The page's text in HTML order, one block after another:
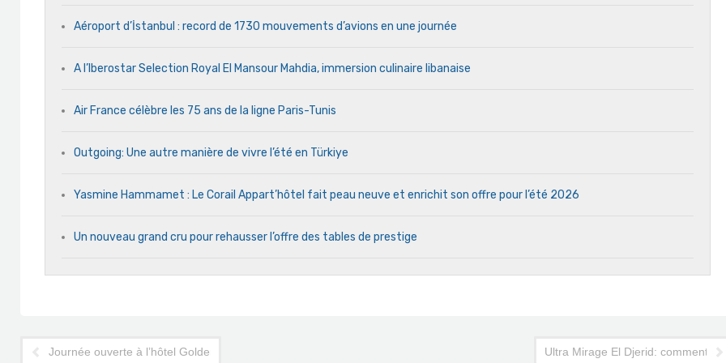
Aéroport d’İstanbul : record de 1730 mouvements d’avions en une journée
A l’Iberostar Selection Royal El Mansour Mahdia, immersion culinaire libanaise
Air France célèbre les 75 ans de la ligne Paris-Tunis
Outgoing: Une autre manière de vivre l’été en Türkiye
Yasmine Hammamet : Le Corail Appart’hôtel fait peau neuve et enrichit son offre pour l’été 2026
Un nouveau grand cru pour rehausser l’offre des tables de prestige
Journée ouverte à l’hôtel Golden Carthage pour vacciner tout le staff Ultra Mirage El Djerid: comment